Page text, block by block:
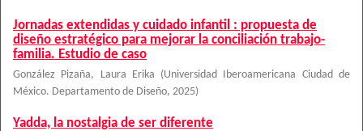
Jornadas extendidas y cuidado infantil : propuesta de
diseño estratégico para mejorar la conciliación trabajo-
familia. Estudio de caso
González Pizaña, Laura Erika (Universidad Iberoamericana Ciudad de
México. Departamento de Diseño, 2025)
Yadda, la nostalgia de ser diferente